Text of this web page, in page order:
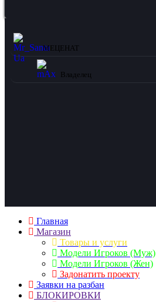
МЕЦЕНАТ
Владелец
Главная
Магазин
Товары и услуги
Модели Игроков (Муж)
Модели Игроков (Жен)
Задонатить проекту
Заявки на разбан
БЛОКИРОВКИ